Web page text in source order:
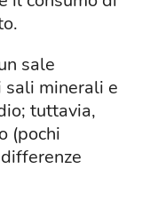
sale
sali minerali e
tuttavia,
(pochi